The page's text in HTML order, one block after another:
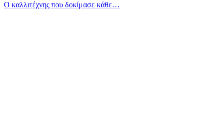
Ο καλλιτέχνης που δοκίμασε κάθε…